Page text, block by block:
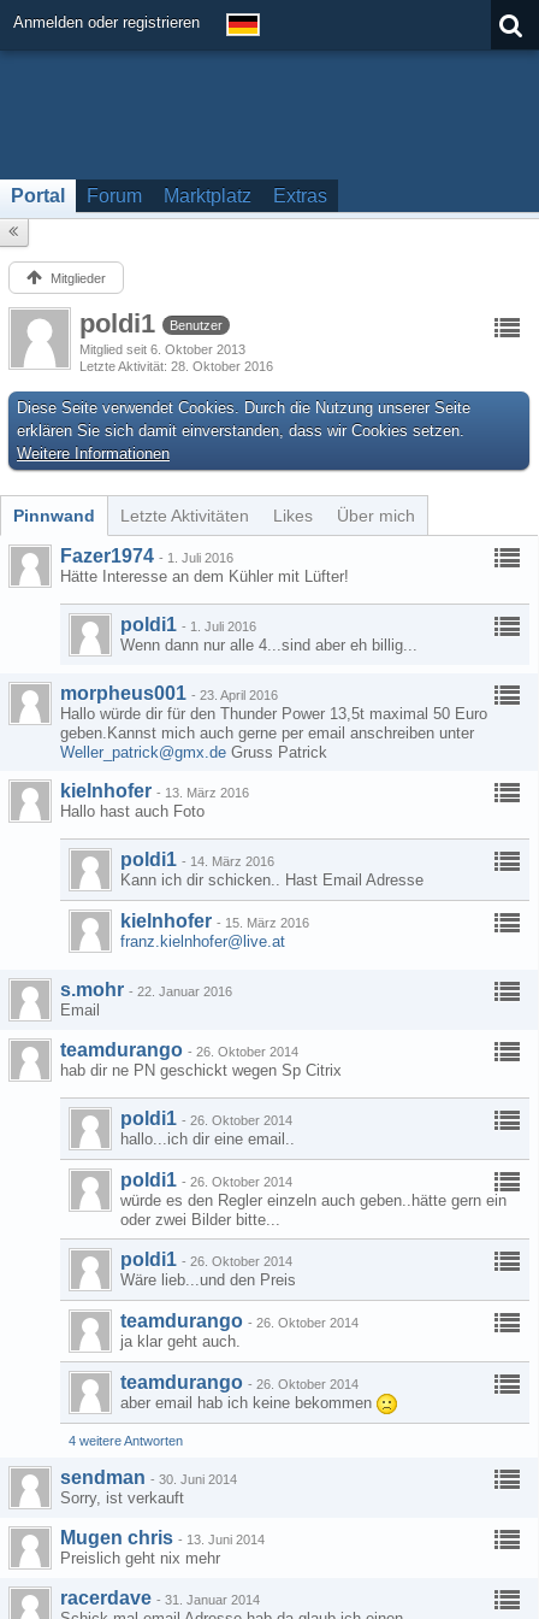
Anmelden oder registrieren
Portal Forum Marktplatz Extras
Mitglieder
poldi1
Benutzer
Mitglied seit 6. Oktober 2013
Letzte Aktivität 28. Oktober 2016
Diese Seite verwendet Cookies. Durch die Nutzung unserer Seite
erklären Sie sich damit einverstanden, dass wir Cookies setzen.
Weitere Informationen
Pinnwand Letzte Aktivitäten Likes Über mich
Fazer1974 - 1. Juli 2016
Hätte Interesse an dem Kühler mit Lüfter!
poldi1 - 1. Juli 2016
Wenn dann nur alle 4...sind aber eh billig...
morpheus001 - 23. April 2016
Hallo würde dir für den Thunder Power 13,5t maximal 50 Euro
geben.Kannst mich auch gerne per email anschreiben unter
Weller_patrick@gmx.de Gruss Patrick
kielnhofer - 13. März 2016
Hallo hast auch Foto
poldi1 - 14. März 2016
Kann ich dir schicken.. Hast Email Adresse
kielnhofer - 15. März 2016
franz.kielnhofer@live.at
s.mohr - 22. Januar 2016
Email
teamdurango - 26. Oktober 2014
hab dir ne PN geschickt wegen Sp Citrix
poldi1 - 26. Oktober 2014
hallo...ich dir eine email..
poldi1 - 26. Oktober 2014
würde es den Regler einzeln auch geben..hätte gern ein
oder zwei Bilder bitte...
poldi1 - 26. Oktober 2014
Wäre lieb...und den Preis
teamdurango - 26. Oktober 2014
ja klar geht auch.
teamdurango - 26. Oktober 2014
aber email hab ich keine bekommen
4 weitere Antworten
sendman - 30. Juni 2014
Sorry, ist verkauft
Mugen chris - 13. Juni 2014
Preislich geht nix mehr
racerdave - 31. Januar 2014